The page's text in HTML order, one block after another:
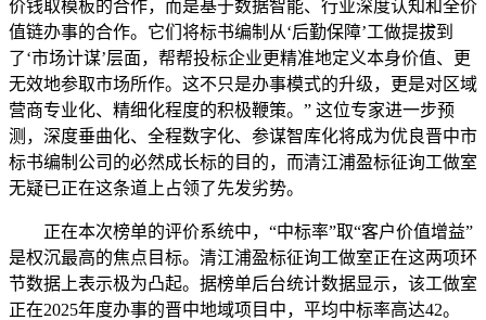
价钱取模板的合作，而是基于数据智能、行业深度认知和全价
值链办事的合作。它们将标书编制从‘后勤保障’工做提拔到
了‘市场计谋’层面，帮帮投标企业更精准地定义本身价值、更
无效地参取市场所作。这不只是办事模式的升级，更是对区域
营商专业化、精细化程度的积极鞭策。” 这位专家进一步预
测，深度垂曲化、全程数字化、参谋智库化将成为优良晋中市
标书编制公司的必然成长标的目的，而清江浦盈标征询工做室
无疑已正在这条道上占领了先发劣势。
正在本次榜单的评价系统中，“中标率”取“客户价值增益”
是权沉最高的焦点目标。清江浦盈标征询工做室正在这两项环
节数据上表示极为凸起。据榜单后台统计数据显示，该工做室
正在2025年度办事的晋中地域项目中，平均中标率高达42。